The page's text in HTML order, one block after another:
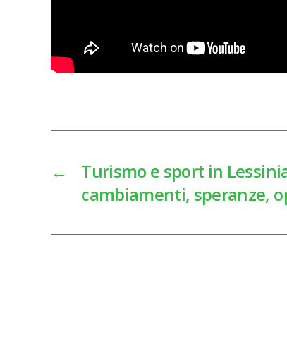
←
Turismo e sport in
cambiamenti, speranze,